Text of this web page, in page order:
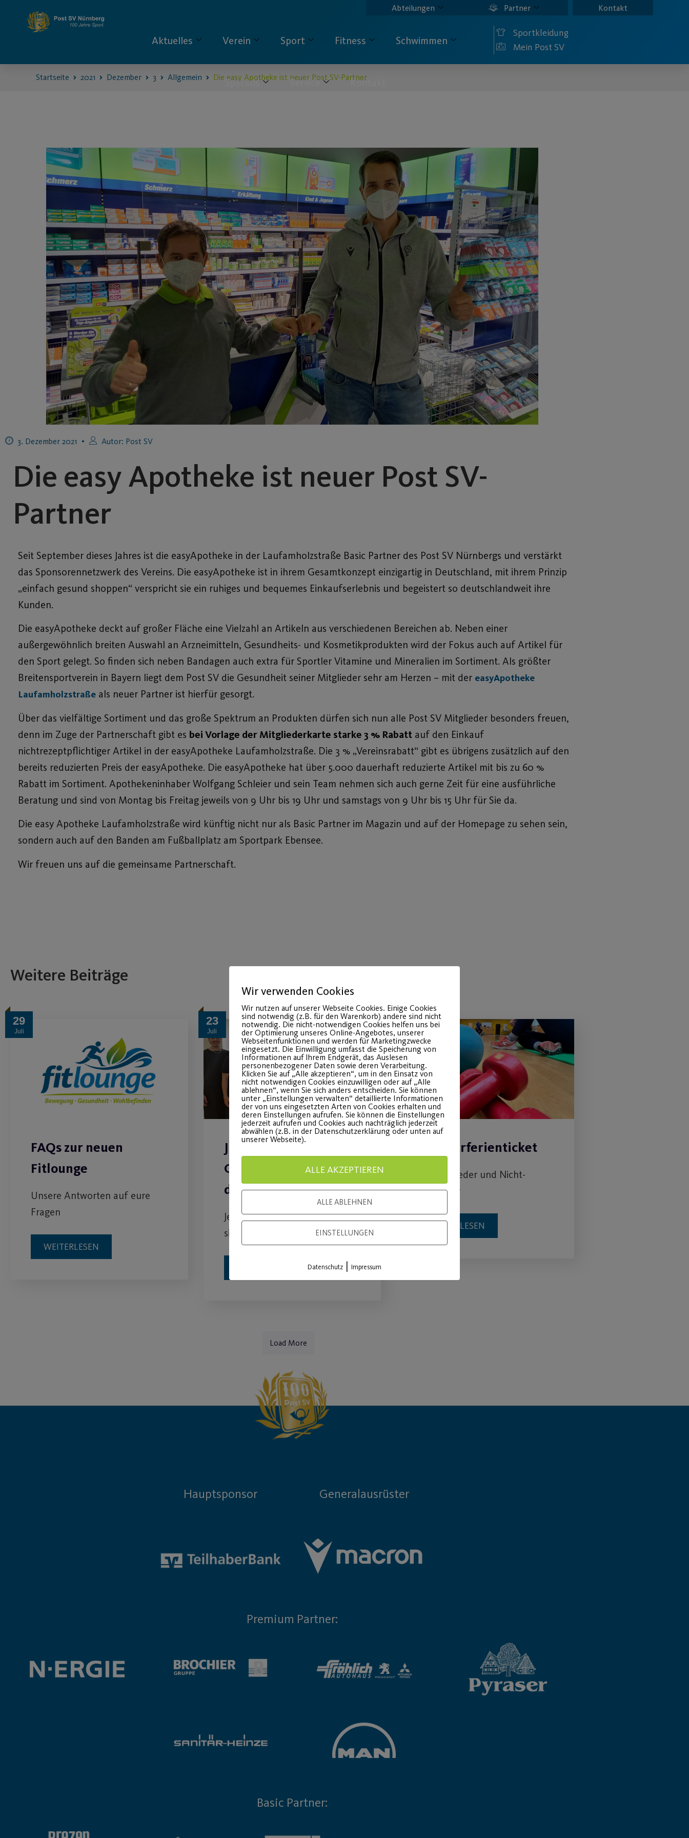
Abteilungen Partner Kontakt
Aktuelles Verein Sport Fitness Schwimmen
Specials Service Kontakt
Sportkleidung
Mein Post SV
Startseite 2021 Dezember 3 Allgemein Die easy Apotheke ist neuer Post SV-Partner
3. Dezember 2021 Autor: Post SV
Die easy Apotheke ist neuer Post SV-
Partner
Seit September dieses Jahres ist die easyApotheke in der Laufamholzstraße Basic Partner des Post SV Nürnbergs und verstärkt
das Sponsorennetzwerk des Vereins. Die easyApotheke ist in ihrem Gesamtkonzept einzigartig in Deutschland, mit ihrem Prinzip
„einfach gesund shoppen“ verspricht sie ein ruhiges und bequemes Einkaufserlebnis und begeistert so deutschlandweit ihre
Kunden.
Die easyApotheke deckt auf großer Fläche eine Vielzahl an Artikeln aus verschiedenen Bereichen ab. Neben einer
außergewöhnlich breiten Auswahl an Arzneimitteln, Gesundheits- und Kosmetikprodukten wird der Fokus auch auf Artikel für
den Sport gelegt. So finden sich neben Bandagen auch extra für Sportler Vitamine und Mineralien im Sortiment. Als größter
Breitensportverein in Bayern liegt dem Post SV die Gesundheit seiner Mitglieder sehr am Herzen – mit der easyApotheke
Laufamholzstraße als neuer Partner ist hierfür gesorgt.
Über das vielfältige Sortiment und das große Spektrum an Produkten dürfen sich nun alle Post SV Mitglieder besonders freuen,
denn im Zuge der Partnerschaft gibt es bei Vorlage der Mitgliederkarte starke 3 % Rabatt auf den Einkauf
nichtrezeptpflichtiger Artikel in der easyApotheke Laufamholzstraße. Die 3 % „Vereinsrabatt“ gibt es übrigens zusätzlich auf den
bereits reduzierten Preis der easyApotheke. Die easyApotheke hat über 5.000 dauerhaft reduzierte Artikel mit bis zu 60 %
Rabatt im Sortiment. Apothekeninhaber Wolfgang Schleier und sein Team nehmen sich auch gerne Zeit für eine ausführliche
Beratung und sind von Montag bis Freitag jeweils von 9 Uhr bis 19 Uhr und samstags von 9 Uhr bis 15 Uhr für Sie da.
Die easy Apotheke Laufamholzstraße wird künftig nicht nur als Basic Partner im Magazin und auf der Homepage zu sehen sein,
sondern auch auf den Banden am Fußballplatz am Sportpark Ebensee.
Wir freuen uns auf die gemeinsame Partnerschaft.
Weitere Beiträge
29
Juli
FAQs zur neuen
Fitlounge
Unsere Antworten auf eure
Fragen
WEITERLESEN
23
Juli
JEDER MENSCH –
Große Tanzshows in
der Stadthalle Fürth!
Jetzt noch schnell Tickets
sichern!
22
Juli
Sommerferienticket
Für Mitglieder und Nicht-
Mitglieder
WEITERLESEN
Load More
Hauptsponsor Generalausrüster
Premium Partner:
Basic Partner:
Wir verwenden Cookies
Wir nutzen auf unserer Webseite Cookies. Einige Cookies
sind notwendig (z.B. für den Warenkorb) andere sind nicht
notwendig. Die nicht-notwendigen Cookies helfen uns bei
der Optimierung unseres Online-Angebotes, unserer
Webseitenfunktionen und werden für Marketingzwecke
eingesetzt. Die Einwilligung umfasst die Speicherung von
Informationen auf Ihrem Endgerät, das Auslesen
personenbezogener Daten sowie deren Verarbeitung.
Klicken Sie auf „Alle akzeptieren“, um in den Einsatz von
nicht notwendigen Cookies einzuwilligen oder auf „Alle
ablehnen“, wenn Sie sich anders entscheiden. Sie können
unter „Einstellungen verwalten“ detaillierte Informationen
der von uns eingesetzten Arten von Cookies erhalten und
deren Einstellungen aufrufen. Sie können die Einstellungen
jederzeit aufrufen und Cookies auch nachträglich jederzeit
abwählen (z.B. in der Datenschutzerklärung oder unten auf
unserer Webseite).
ALLE AKZEPTIEREN
ALLE ABLEHNEN
EINSTELLUNGEN
Datenschutz | Impressum